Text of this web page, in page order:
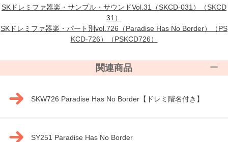
SKドレミファ器楽・サンプル・サウンドVol.31（SKCD-031）（SKCD
31）
SKドレミファ器楽・パート別vol.726（Paradise Has No Border）（PS
KCD-726）（PSKCD726）
関連商品
SKW726 Paradise Has No Border【ドレミ階名付き】
SY251 Paradise Has No Border